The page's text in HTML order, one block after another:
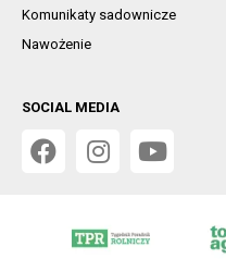
Komunikaty sadownicze
Nawożenie
SOCIAL MEDIA